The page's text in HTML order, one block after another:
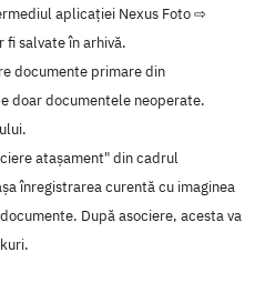
aplicației Nexus Foto ⇨
fi salvate în arhivă.
documente primare din
doar documentele neoperate.
atașament" din cadrul
înregistrarea curentă cu imaginea
După asociere, acesta va